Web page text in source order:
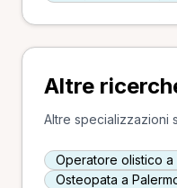
Altre
Altre specializzazioni
Operatore olistico a
Osteopata a